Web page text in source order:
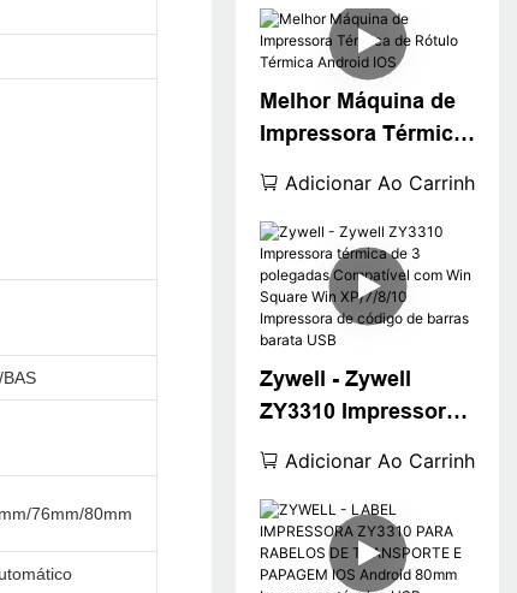
Melhor Máquina de
Impressora Térmica
Android IOS
Adicionar Ao Carrinho
Zywell - Zywell
ZY3310 Impressora
polegadas
Compatível com Win
Square Win
XP/7/8/10
Adicionar Ao Carrinho
76mm/80mm